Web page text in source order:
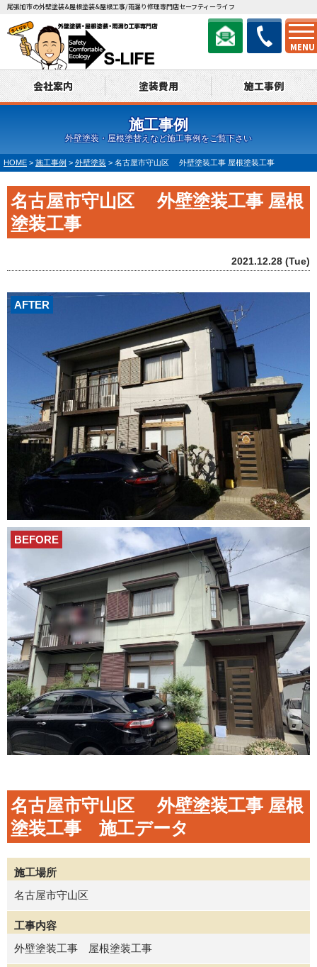
MENU
尾張旭市の外壁塗装&屋根塗装&屋根工事/雨漏り修理専門店セーフティーライフ
会社案内 塗装費用 施工事例
施工事例
外壁塗装・屋根塗替えなど施工事例をご覧下さい
HOME > 施工事例 > 外壁塗装 > 名古屋市守山区 外壁塗装工事 屋根塗装工事
名古屋市守山区 外壁塗装工事 屋根
塗装工事
2021.12.28 (Tue)
AFTER
BEFORE
名古屋市守山区 外壁塗装工事 屋根
塗装工事 施工データ
施工場所
名古屋市守山区
工事内容
外壁塗装工事 屋根塗装工事